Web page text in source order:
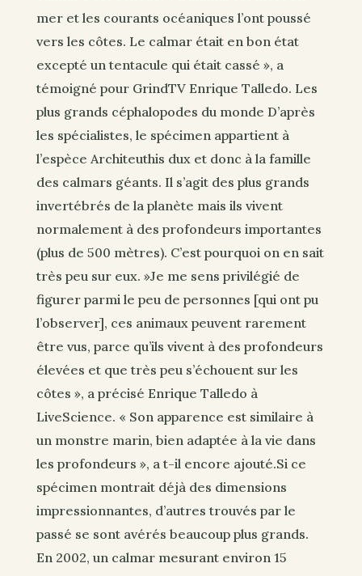
mer et les courants océaniques l’ont poussé
vers les côtes. Le calmar était en bon état
excepté un tentacule qui était cassé », a
témoigné pour GrindTV Enrique Talledo. Les
plus grands céphalopodes du monde D’après
les spécialistes, le spécimen appartient à
l’espèce Architeuthis dux et donc à la famille
des calmars géants. Il s’agit des plus grands
invertébrés de la planète mais ils vivent
normalement à des profondeurs importantes
(plus de 500 mètres). C’est pourquoi on en sait
très peu sur eux. »Je me sens privilégié de
figurer parmi le peu de personnes [qui ont pu
l’observer], ces animaux peuvent rarement
être vus, parce qu’ils vivent à des profondeurs
élevées et que très peu s’échouent sur les
côtes », a précisé Enrique Talledo à
LiveScience. « Son apparence est similaire à
un monstre marin, bien adaptée à la vie dans
les profondeurs », a t-il encore ajouté.Si ce
spécimen montrait déjà des dimensions
impressionnantes, d’autres trouvés par le
passé se sont avérés beaucoup plus grands.
En 2002, un calmar mesurant environ 15